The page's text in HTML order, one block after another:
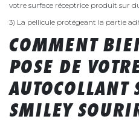
votre surface réceptrice produit sur
3) La pellicule protégeant la partie
COMMENT
POSE DE
AUTOCOLLANT
SMILEY